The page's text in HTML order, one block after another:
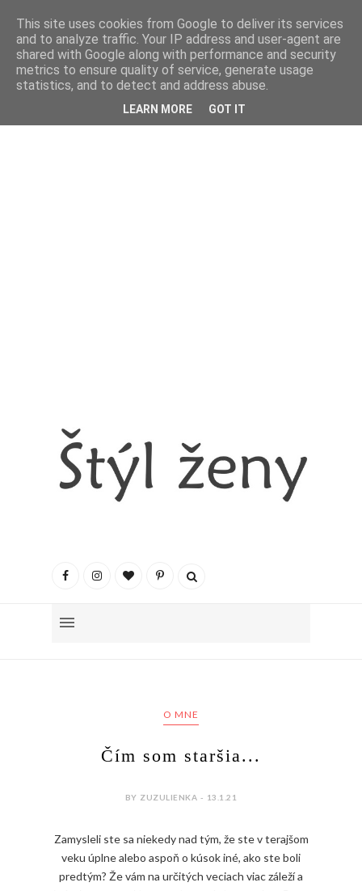
O MNE
Čím som staršia...
BY ZUZULIENKA - 13.1.21
Zamysleli ste sa niekedy nad tým, že ste v terajšom
veku úplne alebo aspoň o kúsok iné, ako ste boli
predtým? Že vám na určitých veciach viac záleží a
This site uses cookies from Google to deliver its services
and to analyze traffic. Your IP address and user-agent are
shared with Google along with performance and security
metrics to ensure quality of service, generate usage
statistics, and to detect and address abuse.
LEARN MORE GOT IT